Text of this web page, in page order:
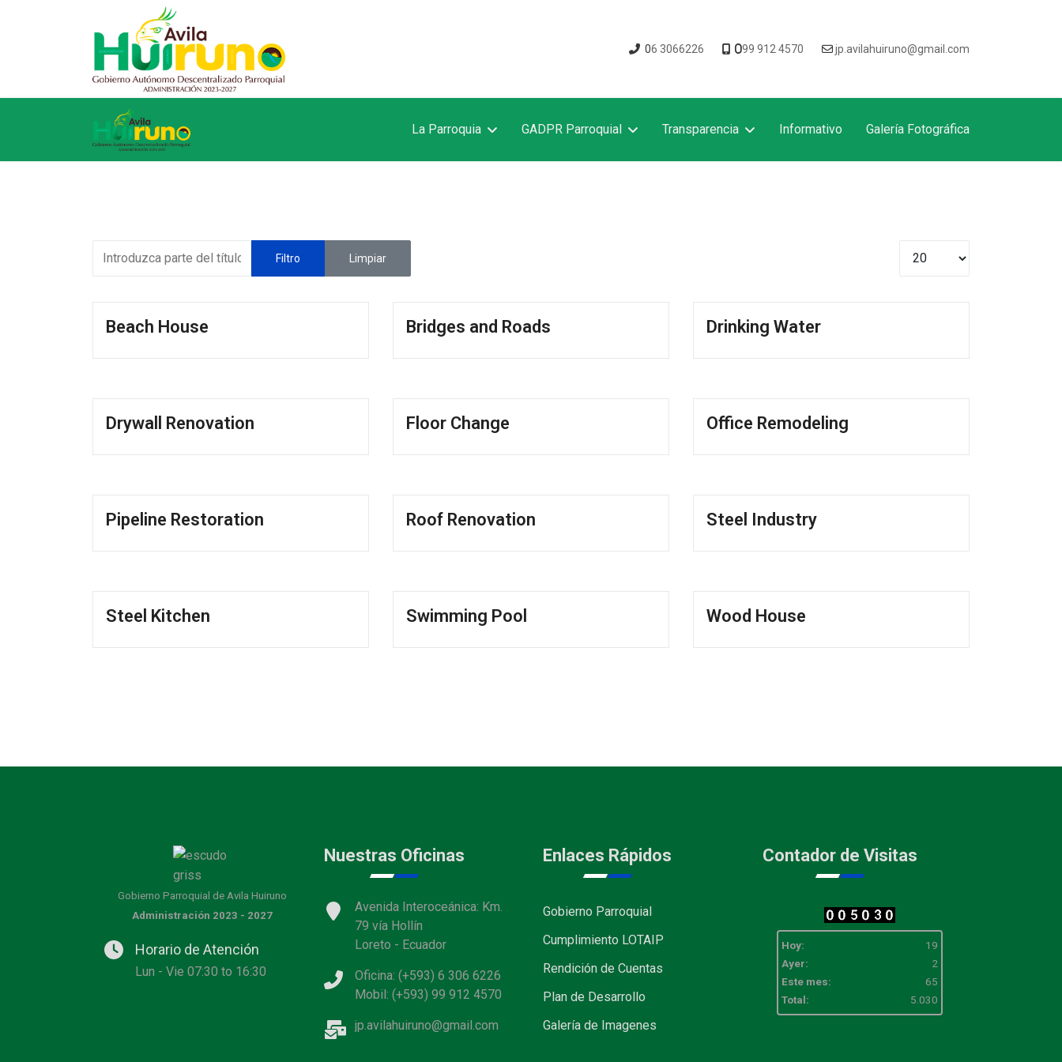
06 3066226 099 912 4570 jp.avilahuiruno@gmail.com
La Parroquia GADPR Parroquial Transparencia Informativo Galería Fotográfica
Introduzca parte del título
Filtro Limpiar
Cantidad
Beach House Bridges and Roads Drinking Water
Drywall Renovation Floor Change Office Remodeling
Pipeline Restoration Roof Renovation Steel Industry
Steel Kitchen Swimming Pool Wood House
Gobierno Parroquial de Avila Huiruno
Administración 2023 - 2027
Horario de Atención
Lun - Vie 07:30 to 16:30
Nuestras Oficinas
Avenida Interoceánica: Km.
79 vía Hollín
Loreto - Ecuador
Oficina: (+593) 6 306 6226
Mobil: (+593) 99 912 4570
jp.avilahuiruno@gmail.com
Enlaces Rápidos
Gobierno Parroquial
Cumplimiento LOTAIP
Rendición de Cuentas
Plan de Desarrollo
Galería de Imagenes
Contador de Visitas
Hoy:
19
Ayer:
2
Este mes:
65
Total:
5.030